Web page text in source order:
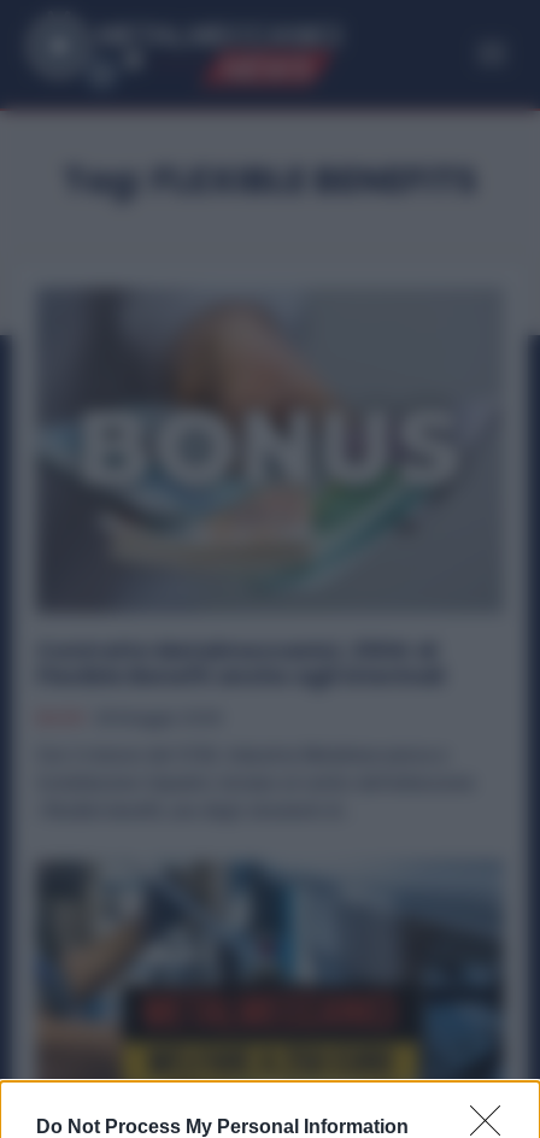
Do Not Process My Personal Information
Tag: FLEXIBLE BENEFITS